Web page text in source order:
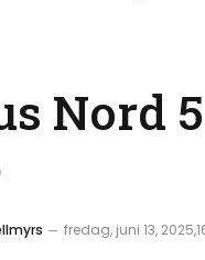
Nord
fredag, juni 13,